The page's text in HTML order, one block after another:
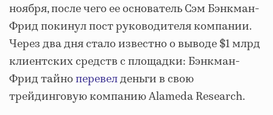
ноября, после чего ее основатель Сэм Бэнкман-
Фрид покинул пост руководителя компании.
Через два дня стало известно о выводе $1 млрд
клиентских средств с площадки: Бэнкман-
Фрид тайноперевелденьги в свою
трейдинговую компанию Alameda Research.